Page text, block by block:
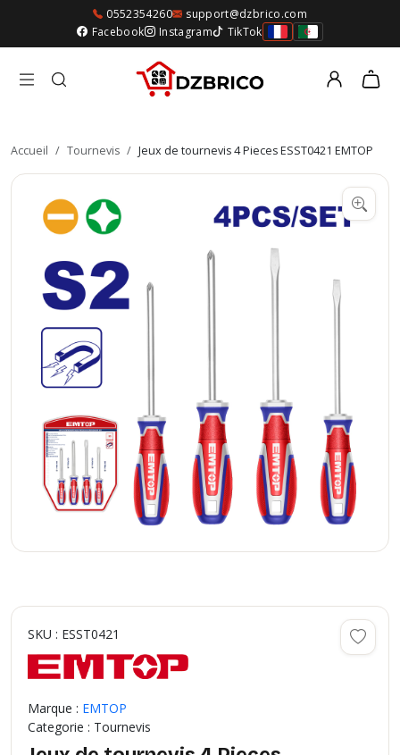
0552354260
support@dzbrico.com
Facebook
Instagram TikTok
Accueil / Tournevis / Jeux de tournevis 4 Pieces ESST0421 EMTOP
SKU : ESST0421
Marque : EMTOP
Categorie : Tournevis